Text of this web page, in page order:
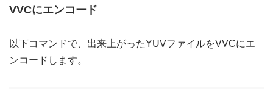
VVCにエンコード
以下コマンドで、出来上がったYUVファイルをVVCにエ
ンコードします。